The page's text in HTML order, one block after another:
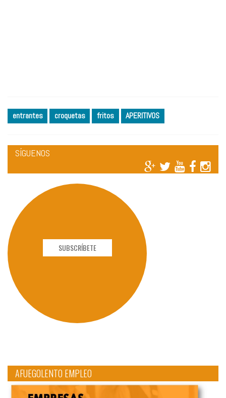
entrantes croquetas fritos APERITIVOS
SÍGUENOS
SUBSCRÍBETE
AFUEGOLENTO EMPLEO